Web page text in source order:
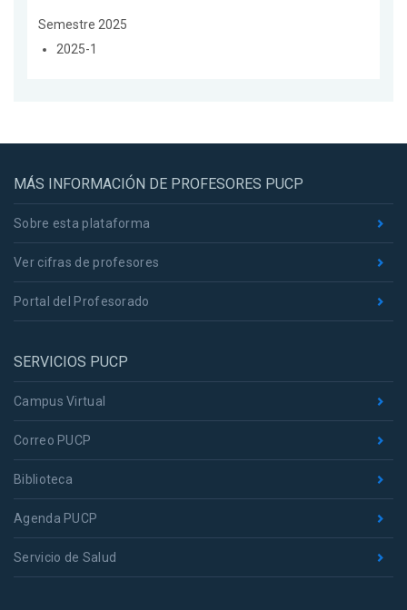
Semestre 2025
2025-1
MÁS INFORMACIÓN DE PROFESORES PUCP
Sobre esta plataforma
Ver cifras de profesores
Portal del Profesorado
SERVICIOS PUCP
Campus Virtual
Correo PUCP
Biblioteca
Agenda PUCP
Servicio de Salud